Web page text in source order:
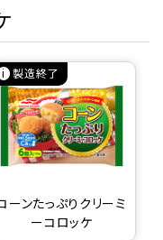
ーンたっぷりクリーミ
ーコロッケ
製造終了